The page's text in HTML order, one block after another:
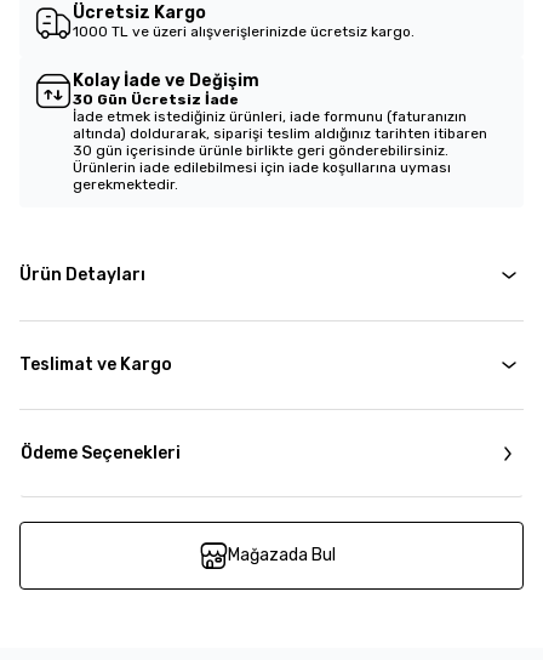
Ücretsiz Kargo
1000 TL ve üzeri alışverişlerinizde ücretsiz kargo.
Kolay İade ve Değişim
30 Gün Ücretsiz İade
İade etmek istediğiniz ürünleri, iade formunu (faturanızın
altında) doldurarak, siparişi teslim aldığınız tarihten itibaren
30 gün içerisinde ürünle birlikte geri gönderebilirsiniz.
Ürünlerin iade edilebilmesi için iade koşullarına uyması
gerekmektedir.
Ürün Detayları
Teslimat ve Kargo
Ödeme Seçenekleri
Mağazada Bul